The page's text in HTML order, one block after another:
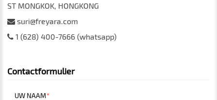
ST MONGKOK, HONGKONG
suri@freyara.com
1 ‪(628) 400-7666‬ (whatsapp)
Contactformulier
UW NAAM